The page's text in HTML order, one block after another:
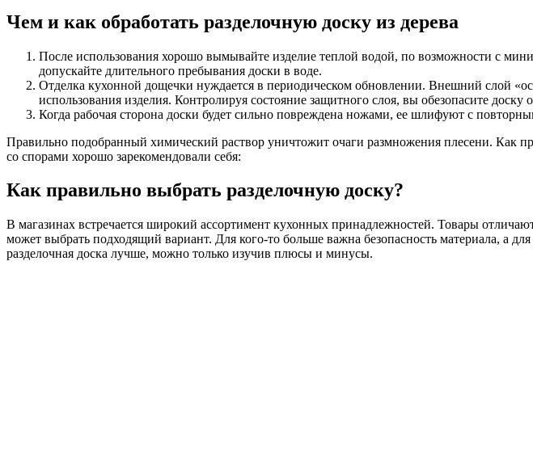
Чем и как обработать разделочную доску из дерева
После использования хорошо вымывайте изделие теплой водой, по возможности с
допускайте длительного пребывания доски в воде.
Отделка кухонной дощечки нуждается в периодическом обновлении. Внешний слой
использования изделия. Контролируя состояние защитного слоя, вы обезопасите
Когда рабочая сторона доски будет сильно повреждена ножами, ее шлифуют с
Правильно подобранный химический раствор уничтожит очаги размножения плесени. Как
со спорами хорошо зарекомендовали себя:
Как правильно выбрать разделочную доску?
В магазинах встречается широкий ассортимент кухонных принадлежностей. Товары
может выбрать подходящий вариант. Для кого-то больше важна безопасность материала, а
разделочная доска лучше, можно только изучив плюсы и минусы.